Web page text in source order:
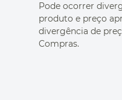
Pode ocorrer
produto e preço
divergência de
Compras.